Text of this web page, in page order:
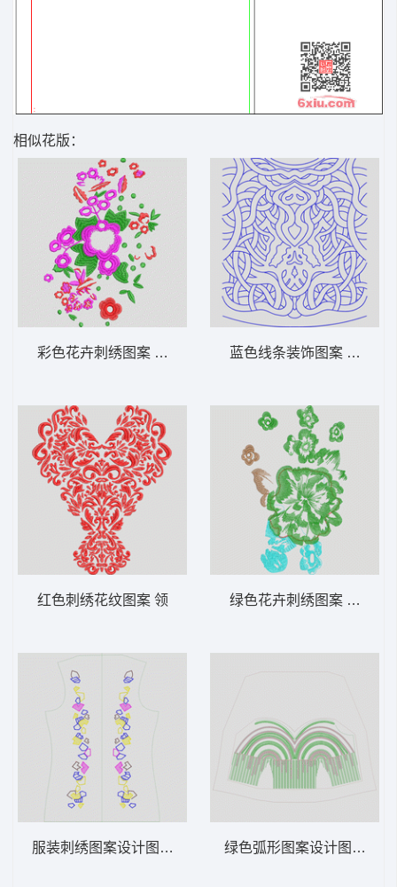
相似花版：
彩色花卉刺绣图案 花朵
红色刺绣花纹图案 领
服装刺绣图案设计图 几何 条码
蓝色线条装饰图案 曲线
绿色花卉刺绣图案 花朵
绿色弧形图案设计图 裙 珠